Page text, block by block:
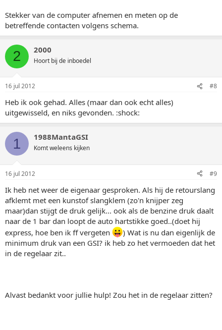
Stekker van de computer afnemen en meten op de
betreffende contacten volgens schema.
2 2000
Hoort bij de inboedel
16 jul 2012 #8
Heb ik ook gehad. Alles (maar dan ook echt alles)
uitgewisseld, en niks gevonden. :shock:
1 1988MantaGSI
Komt weleens kijken
16 jul 2012 #9
Ik heb net weer de eigenaar gesproken. Als hij de retourslang
afklemt met een kunstof slangklem (zo'n knijper zeg
maar)dan stijgt de druk gelijk... ook als de benzine druk daalt
naar de 1 bar dan loopt de auto hartstikke goed..(doet hij
express, hoe ben ik ff vergeten
) Wat is nu dan eigenlijk de
minimum druk van een GSI? ik heb zo het vermoeden dat het
in de regelaar zit..
Alvast bedankt voor jullie hulp! Zou het in de regelaar zitten?